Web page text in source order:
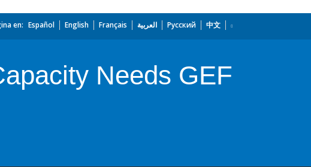
en: Español English Français العربية Русский 中文
Needs GEF